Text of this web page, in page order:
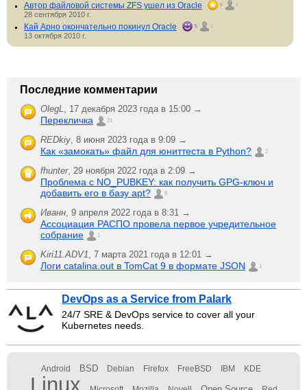
Автор файловой системы ZFS ушел из Oracle 6 4
28 сентября 2010 г.
Кай Арно окончательно покинул Oracle 5 2
13 октября 2010 г.
Последние комментарии
OlegL, 17 декабря 2023 года в 15:00 →
Перекличка 21
REDkiy, 8 июня 2023 года в 9:09 →
Как «замокать» файл для юниттеста в Python? 2
fhunter, 29 ноября 2022 года в 2:09 →
Проблема с NO_PUBKEY: как получить GPG-ключ и
добавить его в базу apt?
6
Иванн, 9 апреля 2022 года в 8:31 →
Ассоциация РАСПО провела первое учредительное
собрание
1
Kiri11.ADV1, 7 марта 2021 года в 12:01 →
Логи catalina.out в TomCat 9 в формате JSON 1
DevOps as a Service from Palark
24/7 SRE & DevOps service to cover all your
Kubernetes needs.
Android BSD Debian Firefox FreeBSD IBM KDE
Linux